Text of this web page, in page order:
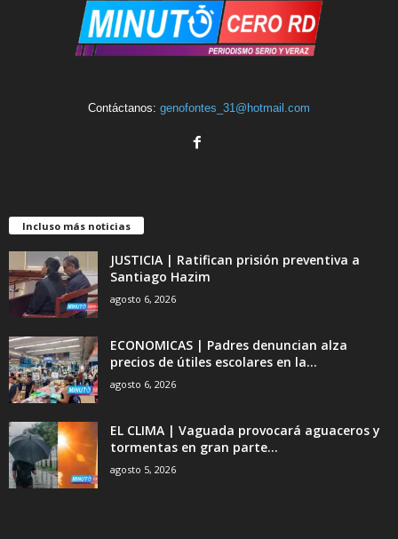
Contáctanos: genofontes_31@hotmail.com
Incluso más noticias
JUSTICIA | Ratifican prisión preventiva a
Santiago Hazim
agosto 6, 2026
ECONOMICAS | Padres denuncian alza
precios de útiles escolares en la...
agosto 6, 2026
EL CLIMA | Vaguada provocará aguaceros y
tormentas en gran parte...
agosto 5, 2026